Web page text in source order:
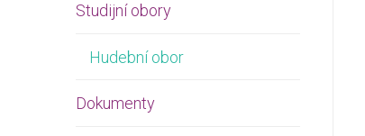
Studijní obory
Hudební obor
Dokumenty